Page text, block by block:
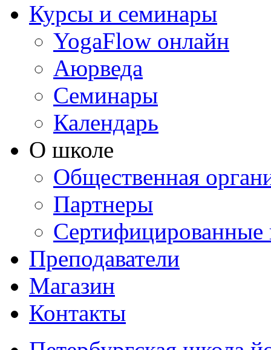
Курсы и семинары
YogaFlow онлайн
Аюрведа
Семинары
Календарь
О школе
Общественная
Партнеры
Сертифицированные
Преподаватели
Магазин
Контакты